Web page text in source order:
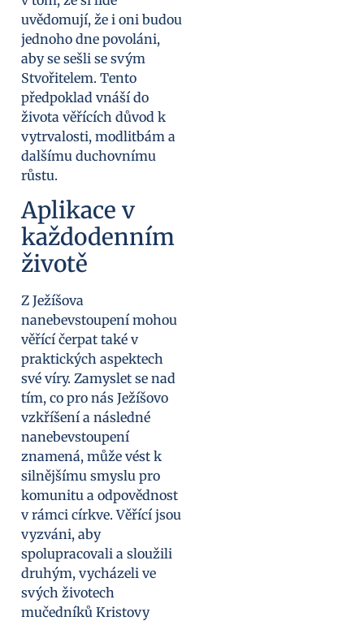
uvědomují, že i oni budou
jednoho dne povoláni,
aby se sešli se svým
Stvořitelem. Tento
předpoklad vnáší do
života věřících důvod k
vytrvalosti, modlitbám a
dalšímu duchovnímu
růstu.
Aplikace v
každodenním
životě
Z Ježíšova
nanebevstoupení mohou
věřící čerpat také v
praktických aspektech
své víry. Zamyslet se nad
tím, co pro nás Ježíšovo
vzkříšení a následné
nanebevstoupení
znamená, může vést k
silnějšímu smyslu pro
komunitu a odpovědnost
v rámci církve. Věřící jsou
vyzváni, aby
spolupracovali a sloužili
druhým, vycházeli ve
svých životech
mučedníků Kristovy